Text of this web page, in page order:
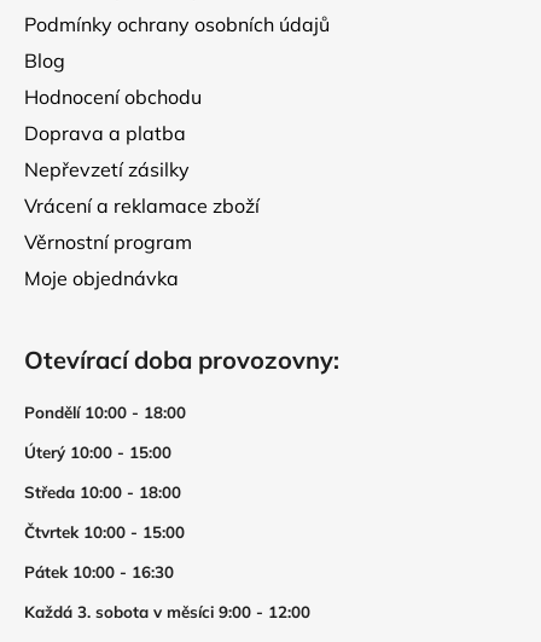
i
Podmínky ochrany osobních údajů
Blog
Hodnocení obchodu
Doprava a platba
Nepřevzetí zásilky
Vrácení a reklamace zboží
Věrnostní program
Moje objednávka
Otevírací doba provozovny:
Pondělí 10:00 - 18:00
Úterý 10:00 - 15:00
Středa 10:00 - 18:00
Čtvrtek 10:00 - 15:00
Pátek 10:00 - 16:30
Každá 3. sobota v měsíci 9:00 - 12:00